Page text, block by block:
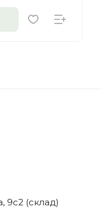
9с2 (склад)